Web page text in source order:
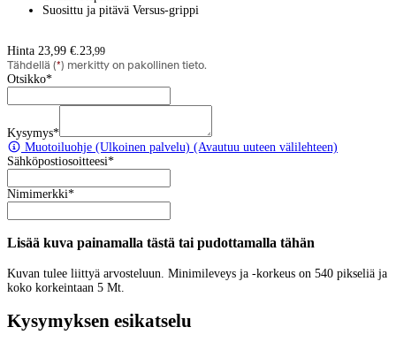
Suosittu ja pitävä Versus-grippi
Hinta 23,99 €. 23,99
Tähdellä (*) merkitty on pakollinen tieto.
Otsikko*
Kysymys*
Muotoiluohje (Ulkoinen palvelu) (Avautuu uuteen välilehteen)
Sähköpostiosoitteesi*
Nimimerkki*
Lisää kuva painamalla tästä tai pudottamalla tähän
Kuvan tulee liittyä arvosteluun. Minimileveys ja -korkeus on 540 pikseliä ja
koko korkeintaan 5 Mt.
Kysymyksen esikatselu